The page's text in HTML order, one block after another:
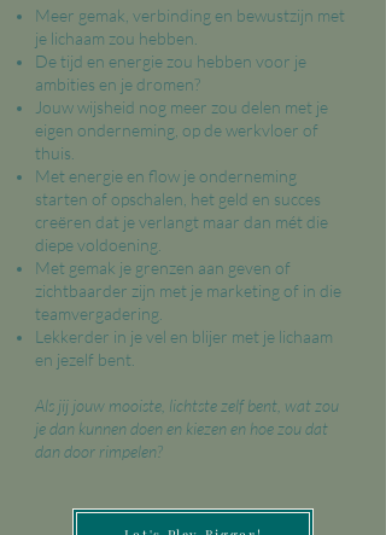
Meer gemak, verbinding en bewustzijn met
je lichaam zou hebben.
De tijd en energie zou hebben voor je
ambities en je dromen?
Jouw wijsheid nog meer zou delen met je
eigen onderneming, op de werkvloer of
thuis.
Met energie en flow je onderneming
starten of opschalen, het geld en succes
creëren dat je verlangt maar dan mét die
diepe voldoening.
Met gemak je grenzen aan geven of
zichtbaarder zijn met je marketing of in die
teamvergadering.
Lekkerder in je vel en blijer met je lichaam
en jezelf bent.
Als jij jouw mooiste, lichtste zelf bent, wat zou
je dan kunnen doen en kiezen en hoe zou dat
dan door rimpelen?